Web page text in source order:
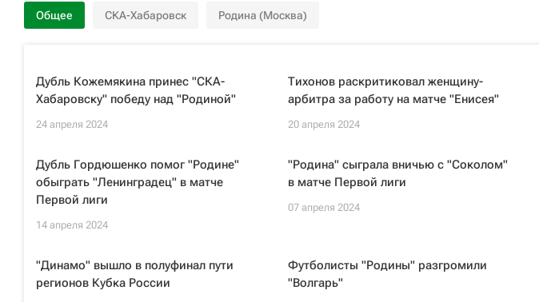
Общее СКА-Хабаровск Родина (Москва)
Дубль Кожемякина принес "СКА-
Хабаровску" победу над "Родиной"
24 апреля 2024
Тихонов раскритиковал женщину-
арбитра за работу на матче "Енисея"
20 апреля 2024
Дубль Гордюшенко помог "Родине"
обыграть "Ленинградец" в матче
Первой лиги
14 апреля 2024
"Родина" сыграла вничью с "Соколом"
в матче Первой лиги
07 апреля 2024
"Динамо" вышло в полуфинал пути
регионов Кубка России
Футболисты "Родины" разгромили
"Волгарь"